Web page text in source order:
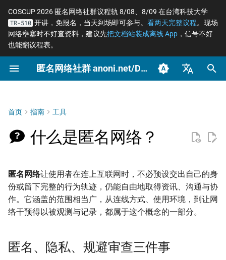
COSCUP 2026 匿名网络社群议程轨 8/08、8/09 在台湾科技大学
TR-510 开讲，免报名，当天到场即可参与。 看两天完整议程。现场
网络壅塞时不好查资料，建议先把文档站装成离线 App ，信号不好
也能翻议程表。
匿名网络社群 anoni.net/Docs
English (en-US)
正
初
索
擎
网络自由为什么重要
威胁模型如何建立
社群平台怎么收集你的数
据
怎么维持多个网络身分
匿名、隐私、规避审查三件事
不同参与者为何会用到
新闻媒体
公民团体
开源科技社区
工具家族如何分工
一般人平常该做到什么
社运行动者的数位准备
LGBTQ+ 与性少数的匿名
家暴受害者的数位准备
选举观察员的自保
在中国大陆的公开平台传
端对端加密如何运作
去中心化网站发布
零知识身份验证与支付
OONI 网站检测清单
Tor Relays 观测点
台湾 VASP 法 2026
揭弊者保护法的技术观察
软件更新日志 Tor 更新日志
OONI 更新日志
2026
文章类型
OONI
Tor
技术
文章
更新
开始参与 如何参与与认领主题
BECOME_ANONI
治理章程
沟通与协作工具
为什么我们用「正体中
如何搭建 Tor Relay
如何搭建 Tor
桥接
onionoo MCP：Tor 中
点查询服务
推动主题
2026 年度路线图
题
COSCUP 2026 公开征稿
匿名网络工作坊 2025/08
筹备：匿名网络工作坊
2025/08
持续关注
首页 指南 工具
什么是匿名网络？
匿名网络让使用者在连上互联网时，不必预设交出自己的身
份或留下完整的行为轨迹，仍能自由地取得资讯、沟通与协
作。它涵盖的范围相当广，从连线方式、使用环境，到让网
络干预得以被观测与记录，都属于这个概念的一部分。
匿名、隐私、规避审查三件事